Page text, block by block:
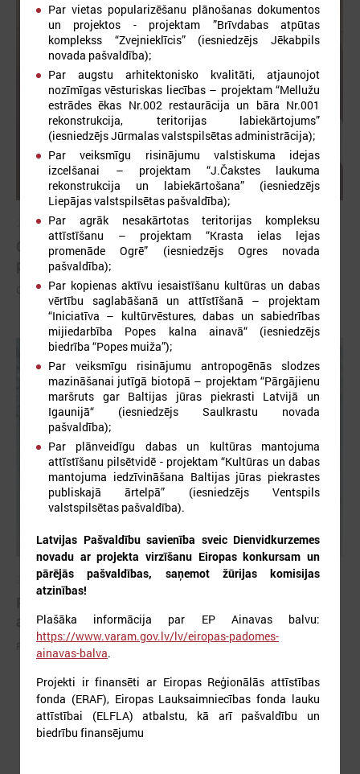
2026. gada 26. maijs
Cildināti “Talkas cilts balvas” uzvarētāji un
pašvaldību koordinatori
Cildināti “Talkas cilts balvas” uzvarētāji un pašvaldību koordinatori
2026. gada 25. maijs
apraides gadījumā
Pieejamas rīcības vadlīnijas institūcijām šūnu apraides gadījumā
Par vietas popularizēšanu plānošanas dokumentos
un projektos - projektam ”Brīvdabas atpūtas
komplekss “Zvejnieklīcis” (iesniedzējs Jēkabpils
novada pašvaldība);
Par augstu arhitektonisko kvalitāti, atjaunojot
nozīmīgas vēsturiskas liecības – projektam “Mellužu
estrādes ēkas Nr.002 restaurācija un bāra Nr.001
rekonstrukcija, teritorijas labiekārtojums”
(iesniedzējs Jūrmalas valstspilsētas administrācija);
Par veiksmīgu risinājumu valstiskuma idejas
izcelšanai – projektam “J.Čakstes laukuma
rekonstrukcija un labiekārtošana” (iesniedzējs
Liepājas valstspilsētas pašvaldība);
Par agrāk nesakārtotas teritorijas kompleksu
attīstīšanu – projektam “Krasta ielas lejas
promenāde Ogrē” (iesniedzējs Ogres novada
pašvaldība);
Par kopienas aktīvu iesaistīšanu kultūras un dabas
vērtību saglabāšanā un attīstīšanā – projektam
“Iniciatīva – kultūrvēstures, dabas un sabiedrības
mijiedarbība Popes kalna ainavā“ (iesniedzējs
biedrība “Popes muiža”);
Par veiksmīgu risinājumu antropogēnās slodzes
mazināšanai jutīgā biotopā – projektam “Pārgājienu
maršruts gar Baltijas jūras piekrasti Latvijā un
Igaunijā“ (iesniedzējs Saulkrastu novada
pašvaldība);
Par plānveidīgu dabas un kultūras mantojuma
attīstīšanu pilsētvidē - projektam “Kultūras un dabas
mantojuma iedzīvināšana Baltijas jūras piekrastes
publiskajā ārtelpā” (iesniedzējs Ventspils
valstspilsētas pašvaldība).
Latvijas Pašvaldību savienība sveic Dienvidkurzemes
novadu ar projekta virzīšanu Eiropas konkursam un
pārējās pašvaldības, saņemot žūrijas komisijas
atzinības!
Plašāka informācija par EP Ainavas balvu:
https://www.varam.gov.lv/lv/eiropas-padomes-
ainavas-balva.
Projekti ir finansēti ar Eiropas Reģionālās attīstības
fonda (ERAF), Eiropas Lauksaimniecības fonda lauku
attīstībai (ELFLA) atbalstu, kā arī pašvaldību un
biedrību finansējumu